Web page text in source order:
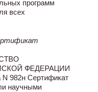
программ
всех
ФЕДЕРАЦИИ
982н Сертификат
научными